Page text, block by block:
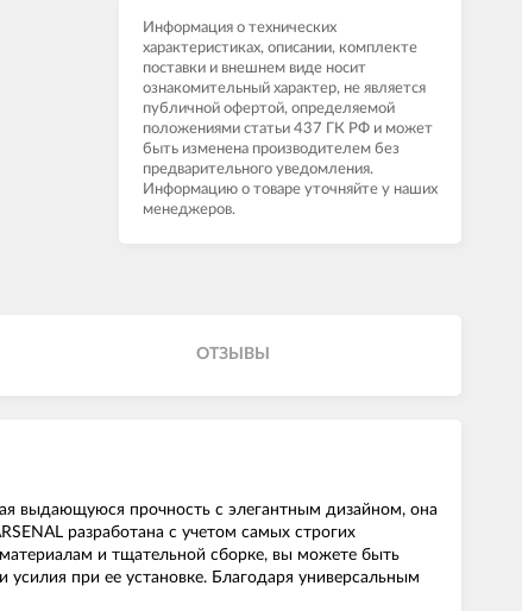
Информация о технических
характеристиках, описании, комплекте
поставки и внешнем виде носит
ознакомительный характер, не является
публичной офертой, определяемой
положениями статьи 437 ГК РФ и может
быть изменена производителем без
предварительного уведомления.
Информацию о товаре уточняйте у наших
менеджеров.
ОТЗЫВЫ
выдающуюся прочность с элегантным дизайном, она
разработана с учетом самых строгих
и тщательной сборке, вы можете быть
при ее установке. Благодаря универсальным